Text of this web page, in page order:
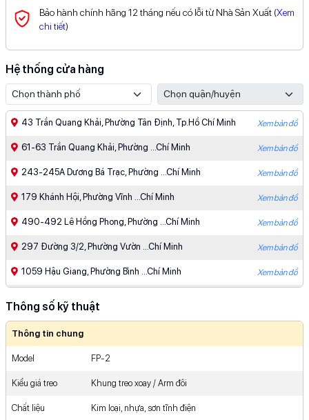
Bảo hành chính hãng 12 tháng nếu có lỗi từ Nhà Sản Xuất (Xem
chi tiết)
Hệ thống cửa hàng
43 Trần Quang Khải, Phường Tân Định, Tp.Hồ Chí Minh Xem bản đồ
61-63 Trần Quang Khải, Phường ...Chí Minh Xem bản đồ
243-245A Dương Bá Trạc, Phường ...Chí Minh Xem bản đồ
179 Khánh Hội, Phường Vĩnh ...Chí Minh Xem bản đồ
490-492 Lê Hồng Phong, Phường ...Chí Minh Xem bản đồ
297 Đường 3/2, Phường Vườn ...Chí Minh Xem bản đồ
1059 Hậu Giang, Phường Bình ...Chí Minh Xem bản đồ
383 Lê Trọng Tấn, Phường ...Chí Minh Xem bản đồ
910 Âu Cơ, Phường Tân ...Chí Minh Xem bản đồ
Thông số kỹ thuật
Thông tin chung
Model FP-2
Kiểu giá treo Khung treo xoay / Arm đôi
Chất liệu Kim loại, nhựa, sơn tĩnh điện